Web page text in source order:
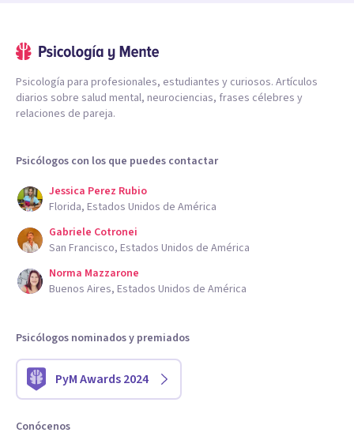
Psicología para profesionales, estudiantes y curiosos. Artículos
diarios sobre salud mental, neurociencias, frases célebres y
relaciones de pareja.
Psicólogos con los que puedes contactar
Jessica Perez Rubio
Florida, Estados Unidos de América
Gabriele Cotronei
San Francisco, Estados Unidos de América
Norma Mazzarone
Buenos Aires, Estados Unidos de América
Psicólogos nominados y premiados
PyM Awards 2024
Conócenos